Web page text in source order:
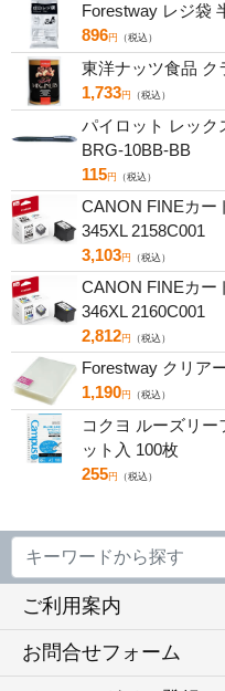
Forestway レジ袋
896円 （税込）
東洋ナッツ食品 ク
1,733円 （税込）
パイロット レック
BRG-10BB-BB
115円 （税込）
CANON FINEカー
345XL 2158C001
3,103円 （税込）
CANON FINEカー
346XL 2160C001
2,812円 （税込）
Forestway クリア
1,190円 （税込）
コクヨ ルーズリ
ット入 100枚
255円 （税込）
ご利用案内
お問合せフォーム